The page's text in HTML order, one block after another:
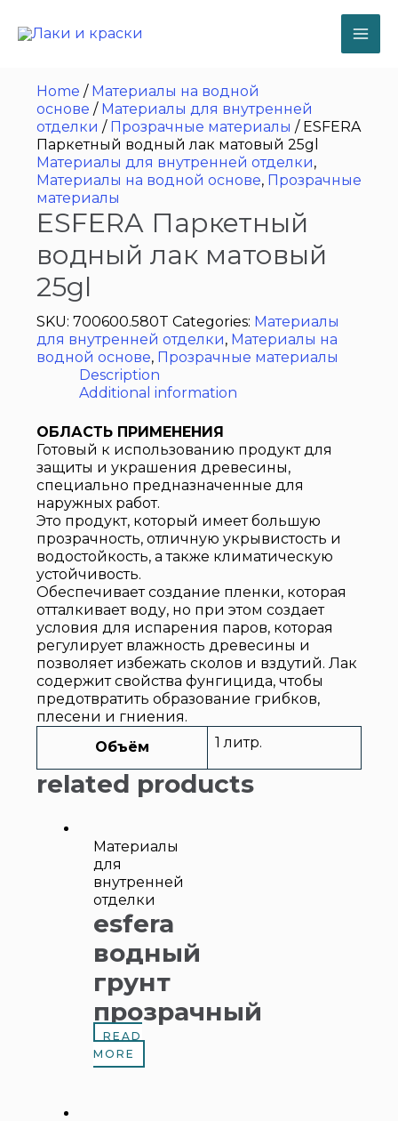
содержимому
Home / Материалы на водной
основе / Материалы для внутренней
отделки / Прозрaчные мaтериалы / ESFERA
Паркетный водный лак матовый 25gl
Материалы для внутренней отделки,
Материалы на водной основе, Прозрaчные
мaтериалы
ESFERA Паркетный
водный лак матовый
25gl
SKU: 700600.580T Categories: Материалы
для внутренней отделки, Материалы на
водной основе, Прозрaчные мaтериалы
Description
Additional information
ОБЛАСТЬ ПРИМЕНЕНИЯ
Готовый к использованию продукт для
защиты и украшения древесины,
специально предназначенные для
наружных работ.
Это продукт, который имеет большую
прозрачность, отличную укрывистость и
водостойкость, а также климатическую
устойчивость.
Обеспечивает создание пленки, которая
отталкивает воду, но при этом создает
условия для испарения паров, которая
регулирует влажность древесины и
позволяет избежать сколов и вздутий. Лак
содержит свойства фунгицида, чтобы
предотвратить образование грибков,
плесени и гниения.
Объём
1 литр.
related products
Материалы
для
внутренней
отделки
esfera
водный
грунт
прозрачный
READ
MORE